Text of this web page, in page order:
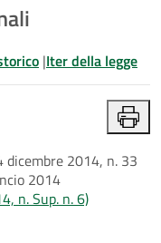
|Iter della legge
dicembre 2014, n. 33
2014
n. Sup. n. 6)